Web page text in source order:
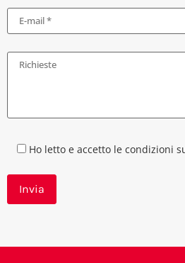
Ho letto e accetto le condizioni